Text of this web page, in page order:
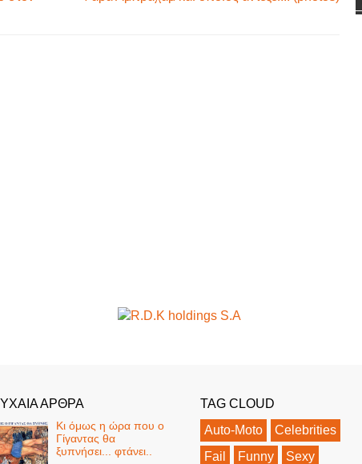
ΑΡΘΡΑ
Κι όμως η ώρα που ο
Γίγαντας θα
ξυπνήσει... φτάνει..
TAG CLOUD
Auto-Moto
Celebrities
Fail
Funny
Sexy